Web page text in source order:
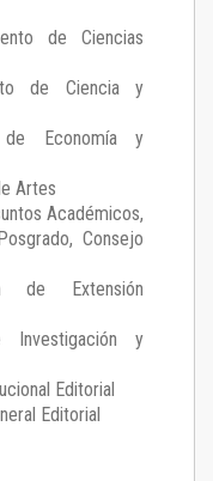
de Ciencias
de Ciencia y
Economía y
Artes
Académicos,
Consejo
de Extensión
Investigación y
Editorial
Editorial